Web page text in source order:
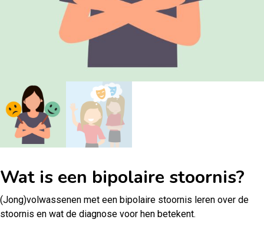
Wat is een bipolaire stoornis?
(Jong)volwassenen met een bipolaire stoornis leren over de
stoornis en wat de diagnose voor hen betekent.